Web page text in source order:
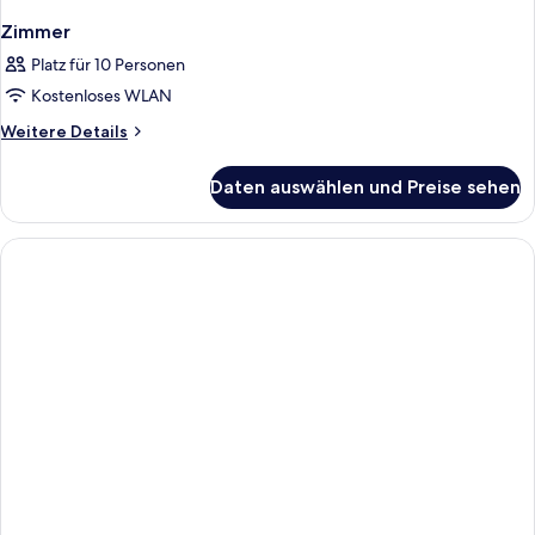
Zimmer
Platz für 10 Personen
Kostenloses WLAN
Weitere Details
Weitere
Daten auswählen und Preise sehen